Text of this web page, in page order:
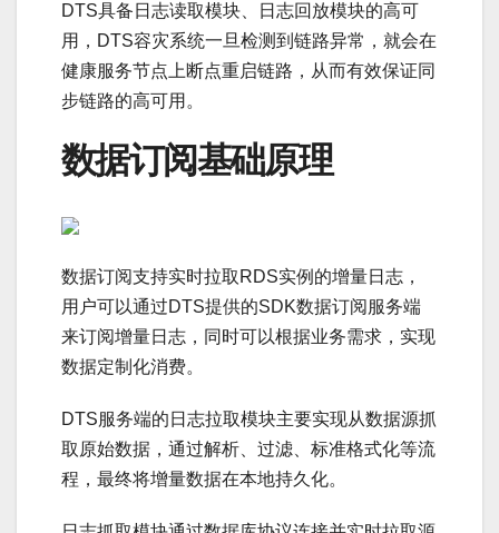
DTS具备日志读取模块、日志回放模块的高可
用，DTS容灾系统一旦检测到链路异常，就会在
健康服务节点上断点重启链路，从而有效保证同
步链路的高可用。
数据订阅基础原理
数据订阅支持实时拉取RDS实例的增量日志，
用户可以通过DTS提供的SDK数据订阅服务端
来订阅增量日志，同时可以根据业务需求，实现
数据定制化消费。
DTS服务端的日志拉取模块主要实现从数据源抓
取原始数据，通过解析、过滤、标准格式化等流
程，最终将增量数据在本地持久化。